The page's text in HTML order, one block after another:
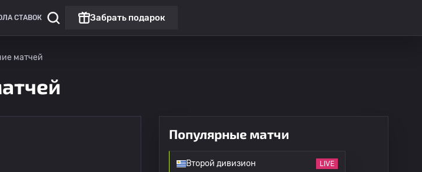
СТАВОК Забрать подарок
матчей
Популярные матчи
Второй дивизион LIVE